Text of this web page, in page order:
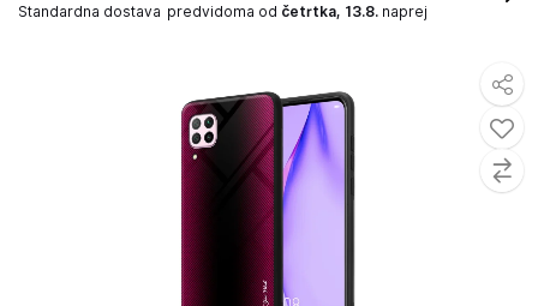
Standardna dostava predvidoma od četrtka, 13.8. naprej